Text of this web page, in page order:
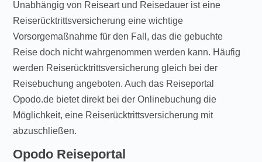
Unabhängig von Reiseart und Reisedauer ist eine
Reiserücktrittsversicherung eine wichtige
Vorsorgemaßnahme für den Fall, das die gebuchte
Reise doch nicht wahrgenommen werden kann. Häufig
werden Reiserücktrittsversicherung gleich bei der
Reisebuchung angeboten. Auch das Reiseportal
Opodo.de bietet direkt bei der Onlinebuchung die
Möglichkeit, eine Reiserücktrittsversicherung mit
abzuschließen.
Opodo Reiseportal